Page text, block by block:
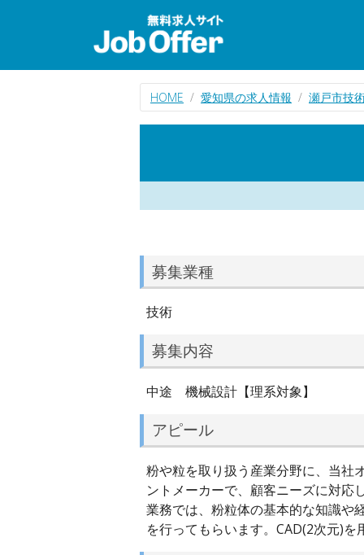
HOME 愛知県の求人情報 瀬戸市技
募集業種
技術
募集内容
中途 機械設計【理系対象】
アピール
粉や粒を取り扱う産業分野に、当社
ントメーカーで、顧客ニーズに対応
業務では、粉粒体の基本的な知識や
を行ってもらいます。CAD(2次元)